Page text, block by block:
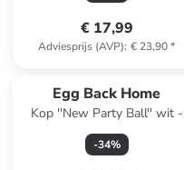
€ 17,99
Adviesprijs (AVP): € 23,90*
Egg Back Home
Kop ''New Party Ball'' wit -
250 ml
-34%